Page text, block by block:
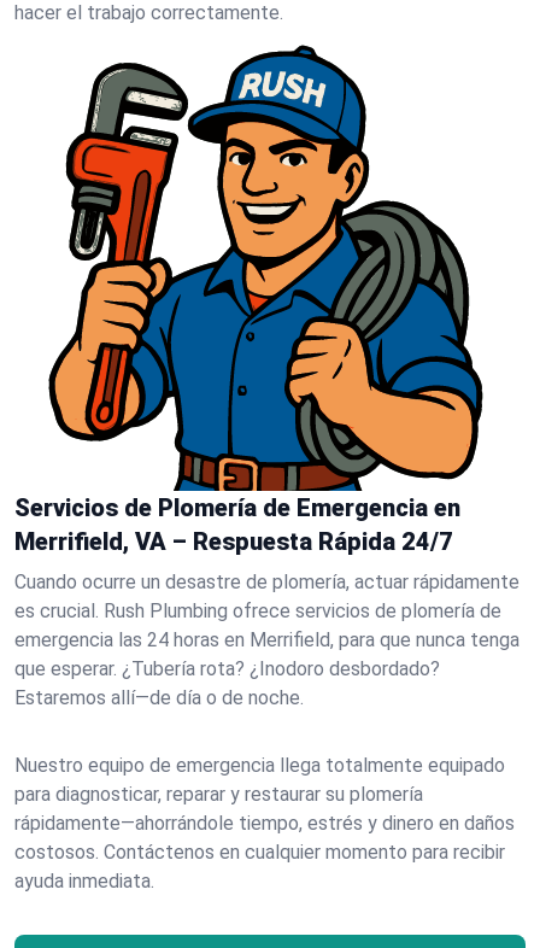
hacer el trabajo correctamente.
Servicios de Plomería de Emergencia en
Merrifield, VA – Respuesta Rápida 24/7
Cuando ocurre un desastre de plomería, actuar rápidamente
es crucial. Rush Plumbing ofrece servicios de plomería de
emergencia las 24 horas en Merrifield, para que nunca tenga
que esperar. ¿Tubería rota? ¿Inodoro desbordado?
Estaremos allí—de día o de noche.
Nuestro equipo de emergencia llega totalmente equipado
para diagnosticar, reparar y restaurar su plomería
rápidamente—ahorrándole tiempo, estrés y dinero en daños
costosos. Contáctenos en cualquier momento para recibir
ayuda inmediata.